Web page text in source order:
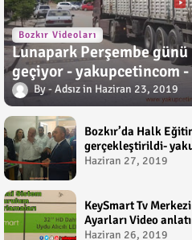
Bozkır Videoları
Lunapark Perşembe
geçiyor - yakupcetincom
Adsız Haziran 23, 2019
Bozkır’da Halk
gerçekleştirildi-
Haziran 27, 2019
KeySmart Tv
Ayarları Video
Çetin
Haziran 26, 2019